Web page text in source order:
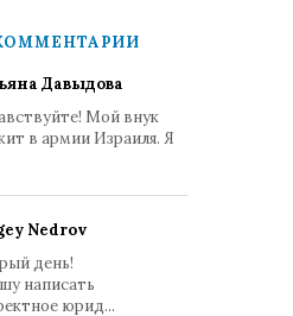
Давыдова
Мой внук
в армии Израиля. Я
Nedrov
день!
написать
юрид...